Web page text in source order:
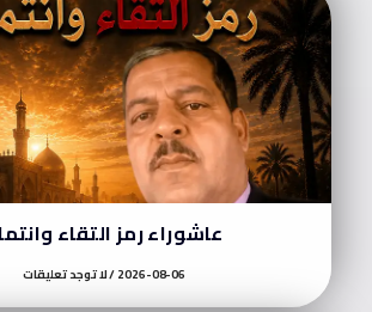
عاشوراء رمز التقاء وانتماء
2026-08-06 لا توجد تعليقات